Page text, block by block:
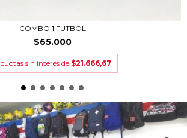
COMBO 1 FUTBOL
$65.000
cuotas sin interés de $21.666,67